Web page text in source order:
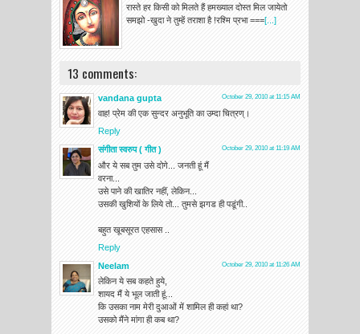
रास्ते हर किसी को मिलते हैं हमख्याल दोस्त मिल जायेतो
समझो -खुदा ने तुम्हें तराशा है !रश्मि प्रभा ===[...]
13 comments:
vandana gupta October 29, 2010 at 11:15 AM
वाह! प्रेम की एक सुन्दर अनुभूति का उम्दा चित्रण्।
Reply
संगीता स्वरुप ( गीत )
October 29, 2010 at 11:19 AM
और ये सब तुम उसे दोगे... जनती हूं मैं
वरना...
उसे पाने की खातिर नहीं, लेकिन...
उसकी खुशियों के लिये तो... तुमसे झगड ही पडूंगी..
बहुत खूबसूरत एहसास ..
Reply
Neelam
October 29, 2010 at 11:26 AM
लेकिन ये सब कहते हुये,
शायद मैं ये भूल जाती हूं...
कि उसका नाम मेरी दुआओं में शामिल ही कहां था?
उसको मैंने मांगा ही कब था?